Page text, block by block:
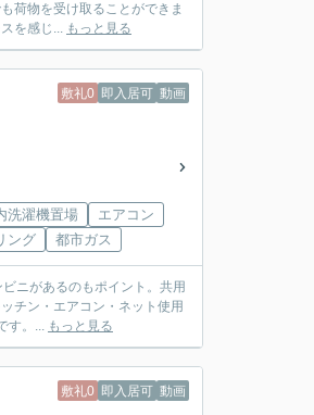
荷物を受け取ることができま
を感じ... もっと見る
敷礼0 即入居可 動画
洗濯機置場
エアコン
ング 都市ガス
ニがあるのもポイント。共用
チン・エアコン・ネット使用
す。... もっと見る
敷礼0 即入居可 動画